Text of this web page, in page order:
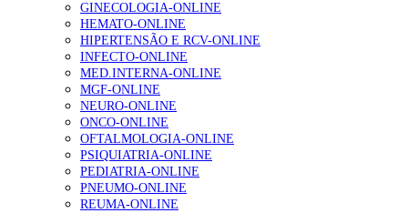
1.º Episódio do Podcast “Frequência Cardio – Sintoniza-
te na Insuficiência Cardíaca” da Bayer
202 visualizações
Alguns milhares de utentes podem ficar sem médico de
família com nova regras do registo, alerta associação
160 visualizações
GINECOLOGIA-ONLINE
HEMATO-ONLINE
HIPERTENSÃO E RCV-ONLINE
INFECTO-ONLINE
MED.INTERNA-ONLINE
MGF-ONLINE
NEURO-ONLINE
ONCO-ONLINE
OFTALMOLOGIA-ONLINE
PSIQUIATRIA-ONLINE
PEDIATRIA-ONLINE
PNEUMO-ONLINE
REUMA-ONLINE